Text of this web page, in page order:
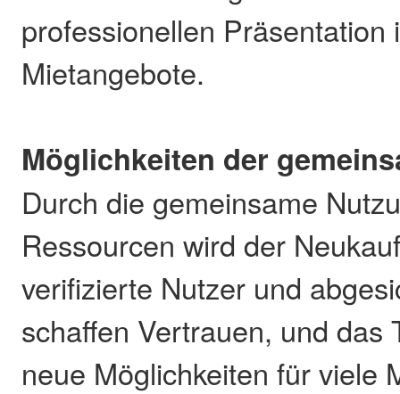
professionellen Präsentation
Mietangebote.
Möglichkeiten der
Durch die gemeinsame
Ressourcen wird der
verifizierte Nutzer und
schaffen Vertrauen, und das
neue Möglichkeiten für viele